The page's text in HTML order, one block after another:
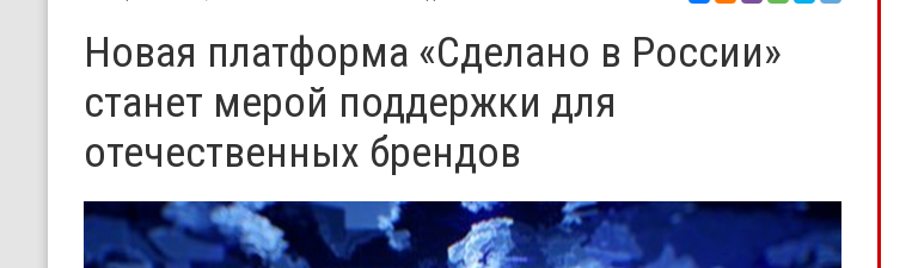
Новая платформа «Сделано в России»
станет мерой поддержки для
отечественных брендов